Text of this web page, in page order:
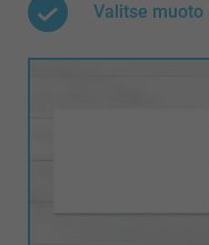
Valitse muoto